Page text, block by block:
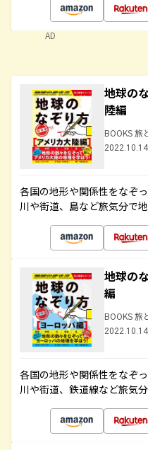
AD
地球の
陸編
BOOKS 旅
各国の地形や関係性をなぞ
川や街道、島など旅気分で
地球の
編
BOOKS 旅
各国の地形や関係性をなぞ
川や街道、鉄道線など旅気